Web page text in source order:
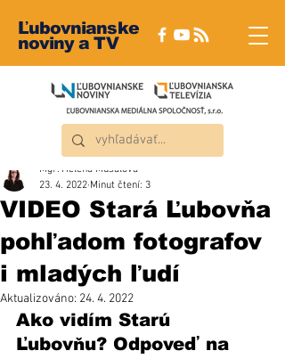
Ľubovnianske
noviny a TV
VIDEO Stará Ľubovňa
pohľadom fotografov
i mladých ľudí
Mgr. Helena Musalová
23. 4. 2022 Minut čtení: 3
Aktualizováno: 24. 4. 2022
Ako vidím Starú
Ľubovňu? Odpoveď na